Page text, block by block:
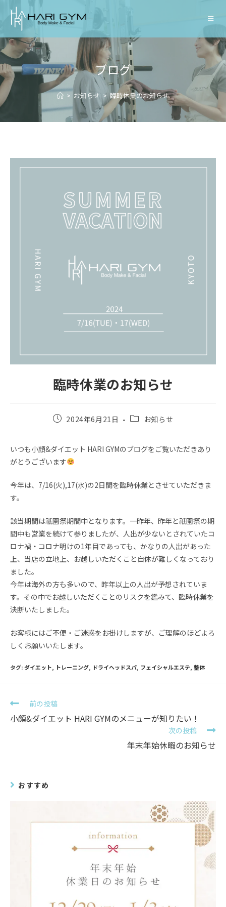
ブログ
> お知らせ > 臨時休業のお知らせ
臨時休業のお知らせ
2024年6月21日 お知らせ
いつも小顔&ダイエット HARI GYMのブログをご覧いただきあり
がとうございます
今年は、7/16(火),17(水)の2日間を臨時休業とさせていただきま
す。
該当期間は祇園祭期間中となります。一昨年、昨年と祇園祭の期
間中も営業を続けて参りましたが、人出が少ないとされていたコ
ロナ禍・コロナ明けの1年目であっても、かなりの人出があった
上、当店の立地上、お越しいただくこと自体が難しくなっており
ました。
今年は海外の方も多いので、昨年以上の人出が予想されていま
す。その中でお越しいただくことのリスクを鑑みて、臨時休業を
決断いたしました。
お客様にはご不便・ご迷惑をお掛けしますが、ご理解のほどよろ
しくお願いいたします。
タグ:ダイエット, トレーニング, ドライヘッドスパ, フェイシャルエステ, 整体
前の投稿
小顔&ダイエット HARI GYMのメニューが知りたい！
次の投稿
年末年始休暇のお知らせ
おすすめ